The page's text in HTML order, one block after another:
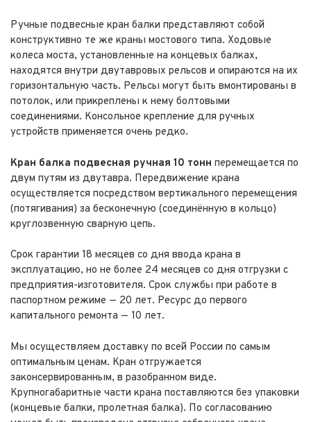
Ручные подвесные кран балки представляют собой
конструктивно те же краны мостового типа. Ходовые
колеса моста, установленные на концевых балках,
находятся внутри двутавровых рельсов и опираются на их
горизонтальную часть. Рельсы могут быть вмонтированы в
потолок, или прикреплены к нему болтовыми
соединениями. Консольное крепление для ручных
устройств применяется очень редко.
Кран балка подвесная ручная 10 тонн перемещается по
двум путям из двутавра. Передвижение крана
осуществляется посредством вертикального перемещения
(потягивания) за бесконечную (соединённую в кольцо)
круглозвенную сварную цепь.
Срок гарантии 18 месяцев со дня ввода крана в
эксплуатацию, но не более 24 месяцев со дня отгрузки с
предприятия-изготовителя. Срок службы при работе в
паспортном режиме — 20 лет. Ресурс до первого
капитального ремонта — 10 лет.
Мы осуществляем доставку по всей России по самым
оптимальным ценам. Кран отгружается
законсервированным, в разобранном виде.
Крупногабаритные части крана поставляются без упаковки
(концевые балки, пролетная балка). По согласованию